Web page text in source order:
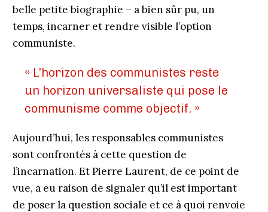
belle petite biographie – a bien sûr pu, un
temps, incarner et rendre visible l’option
communiste.
« L’horizon des communistes reste
un horizon universaliste qui pose le
communisme comme objectif. »
Aujourd’hui, les responsables communistes
sont confrontés à cette question de
l’incarnation. Et Pierre Laurent, de ce point de
vue, a eu raison de signaler qu’il est important
de poser la question sociale et ce à quoi renvoie